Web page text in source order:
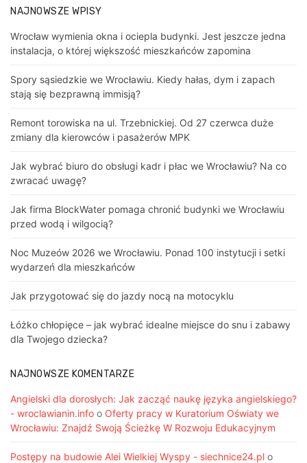
NAJNOWSZE WPISY
Wrocław wymienia okna i ociepla budynki. Jest jeszcze jedna
instalacja, o której większość mieszkańców zapomina
Spory sąsiedzkie we Wrocławiu. Kiedy hałas, dym i zapach
stają się bezprawną immisją?
Remont torowiska na ul. Trzebnickiej. Od 27 czerwca duże
zmiany dla kierowców i pasażerów MPK
Jak wybrać biuro do obsługi kadr i płac we Wrocławiu? Na co
zwracać uwagę?
Jak firma BlockWater pomaga chronić budynki we Wrocławiu
przed wodą i wilgocią?
Noc Muzeów 2026 we Wrocławiu. Ponad 100 instytucji i setki
wydarzeń dla mieszkańców
Jak przygotować się do jazdy nocą na motocyklu
Łóżko chłopięce – jak wybrać idealne miejsce do snu i zabawy
dla Twojego dziecka?
NAJNOWSZE KOMENTARZE
Angielski dla dorosłych: Jak zacząć naukę języka angielskiego?
- wroclawianin.info o Oferty pracy w Kuratorium Oświaty we
Wrocławiu: Znajdź Swoją Ścieżkę W Rozwoju Edukacyjnym
Postępy na budowie Alei Wielkiej Wyspy - siechnice24.pl o